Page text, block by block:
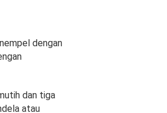
dengan
dan tiga
atau